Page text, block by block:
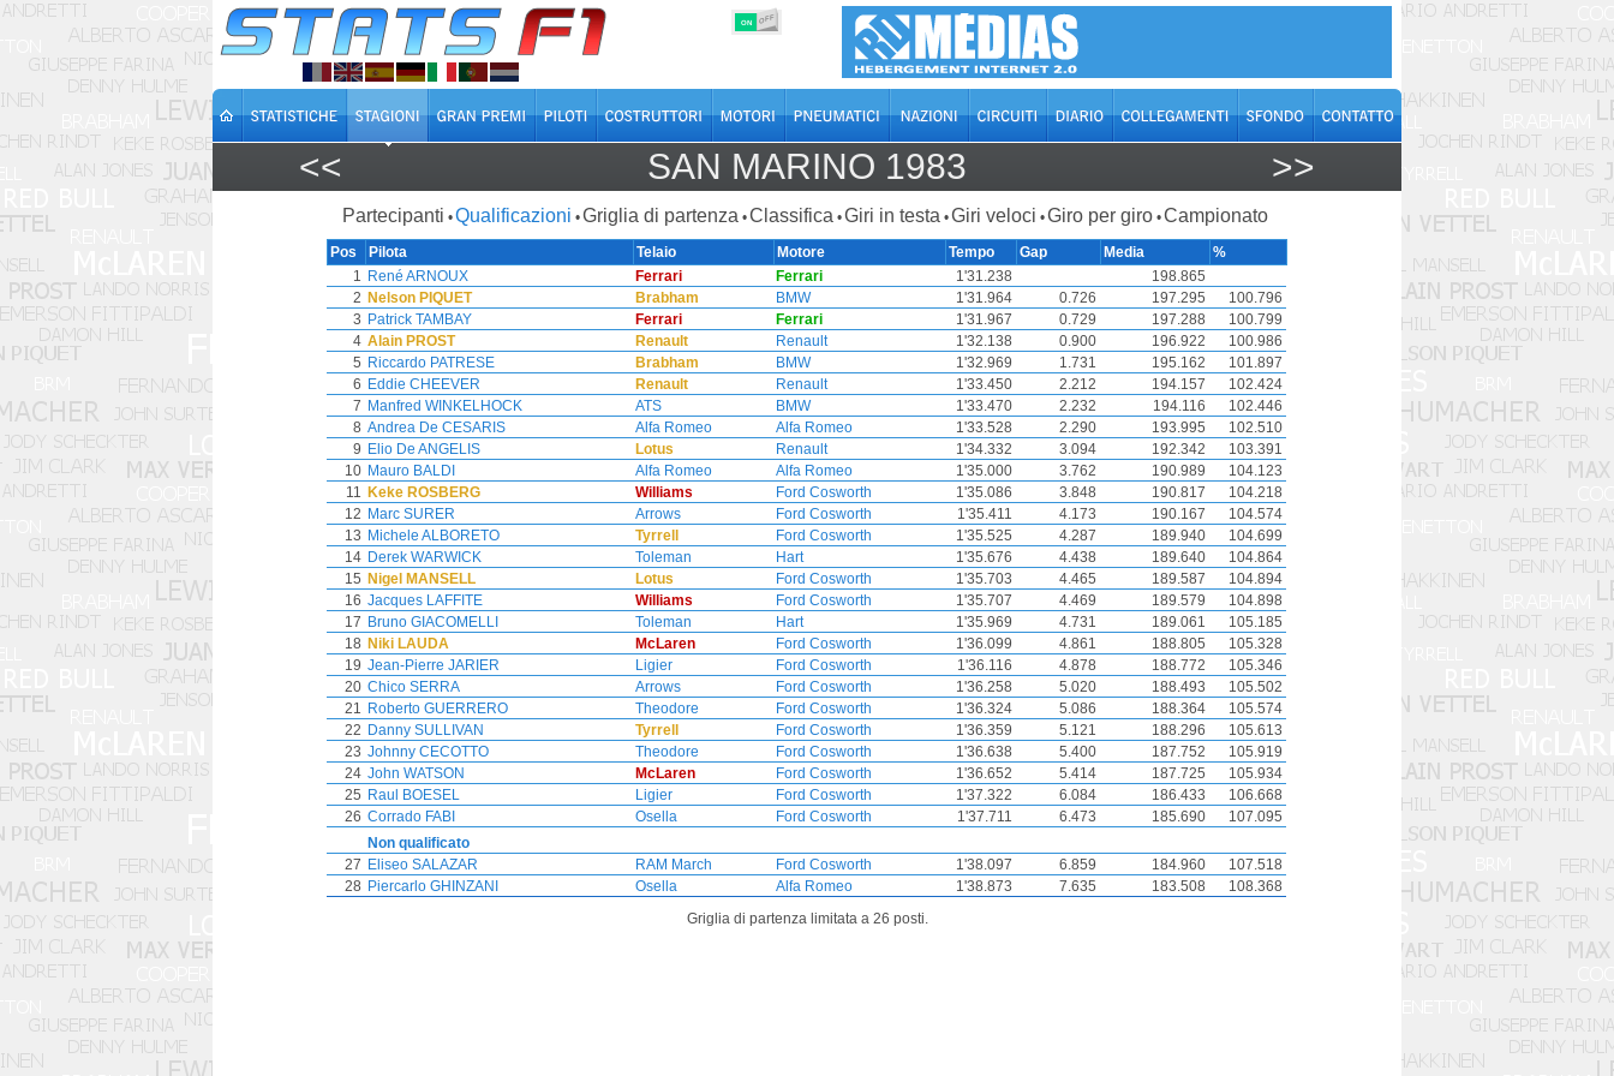
ON OFF
<< SAN MARINO 1983 >>
Partecipanti •Qualificazioni •Griglia di partenza •Classifica •Giri in testa •Giri veloci •Giro per giro •Campionato
Pos Pilota Telaio Motore Tempo Gap Media
%
1 René ARNOUX Ferrari Ferrari 1'31.238
198.865
2 Nelson PIQUET Brabham BMW 1'31.964 0.726 197.295
100.796
3 Patrick TAMBAY Ferrari Ferrari 1'31.967 0.729 197.288
100.799
4 Alain PROST Renault Renault 1'32.138 0.900 196.922
100.986
5 Riccardo PATRESE Brabham BMW 1'32.969 1.731 195.162
101.897
6 Eddie CHEEVER Renault Renault 1'33.450 2.212 194.157
102.424
7 Manfred WINKELHOCK ATS BMW 1'33.470 2.232 194.116
102.446
8 Andrea De CESARIS Alfa Romeo Alfa Romeo 1'33.528 2.290 193.995
102.510
9 Elio De ANGELIS Lotus Renault 1'34.332 3.094 192.342
103.391
10 Mauro BALDI Alfa Romeo Alfa Romeo 1'35.000 3.762 190.989
104.123
11 Keke ROSBERG Williams Ford Cosworth 1'35.086 3.848 190.817
104.218
12 Marc SURER Arrows Ford Cosworth 1'35.411 4.173 190.167
104.574
13 Michele ALBORETO Tyrrell Ford Cosworth 1'35.525 4.287 189.940
104.699
14 Derek WARWICK Toleman Hart 1'35.676 4.438 189.640
104.864
15 Nigel MANSELL Lotus Ford Cosworth 1'35.703 4.465 189.587
104.894
16 Jacques LAFFITE Williams Ford Cosworth 1'35.707 4.469 189.579
104.898
17 Bruno GIACOMELLI Toleman Hart 1'35.969 4.731 189.061
105.185
18 Niki LAUDA McLaren Ford Cosworth 1'36.099 4.861 188.805
105.328
19 Jean-Pierre JARIER Ligier Ford Cosworth 1'36.116 4.878 188.772
105.346
20 Chico SERRA Arrows Ford Cosworth 1'36.258 5.020 188.493
105.502
21 Roberto GUERRERO Theodore Ford Cosworth 1'36.324 5.086 188.364
105.574
22 Danny SULLIVAN Tyrrell Ford Cosworth 1'36.359 5.121 188.296
105.613
23 Johnny CECOTTO Theodore Ford Cosworth 1'36.638 5.400 187.752
105.919
24 John WATSON McLaren Ford Cosworth 1'36.652 5.414 187.725
105.934
25 Raul BOESEL Ligier Ford Cosworth 1'37.322 6.084 186.433
106.668
26 Corrado FABI Osella Ford Cosworth 1'37.711 6.473 185.690
107.095
Non qualificato
27 Eliseo SALAZAR RAM March Ford Cosworth 1'38.097 6.859 184.960
107.518
28 Piercarlo GHINZANI Osella Alfa Romeo 1'38.873 7.635 183.508
108.368
Griglia di partenza limitata a 26 posti.